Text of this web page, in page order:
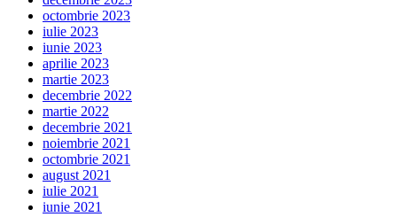
octombrie 2023
iulie 2023
iunie 2023
aprilie 2023
martie 2023
decembrie 2022
martie 2022
decembrie 2021
noiembrie 2021
octombrie 2021
august 2021
iulie 2021
iunie 2021